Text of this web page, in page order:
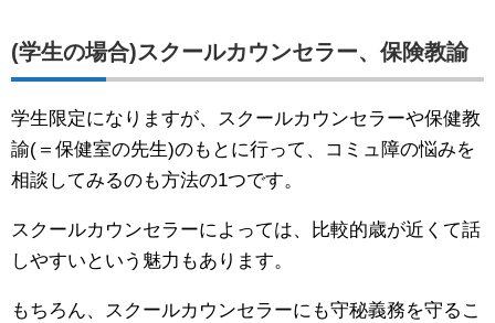
(学生の場合)スクールカウンセラー、保険教諭
学生限定になりますが、スクールカウンセラーや保健教
諭(＝保健室の先生)のもとに行って、コミュ障の悩みを
相談してみるのも方法の1つです。
スクールカウンセラーによっては、比較的歳が近くて話
しやすいという魅力もあります。
もちろん、スクールカウンセラーにも守秘義務を守るこ